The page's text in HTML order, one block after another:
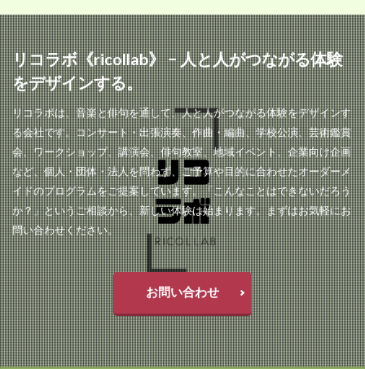
リコラボ《ricollab》 − 人と人がつながる体験
をデザインする。
リコラボは、音楽と俳句を通して、人と人がつながる体験をデザインす
る会社です。コンサート・出張演奏、作曲・編曲、学校公演、芸術鑑賞
会、ワークショップ、講演会、俳句教室、地域イベント、企業向け企画
など、個人・団体・法人を問わず、ご予算や目的に合わせたオーダーメ
イドのプログラムをご提案しています。「こんなことはできないだろう
か？」というご相談から、新しい体験は始まります。まずはお気軽にお
問い合わせください。
お問い合わせ